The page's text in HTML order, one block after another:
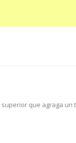
que agraga un